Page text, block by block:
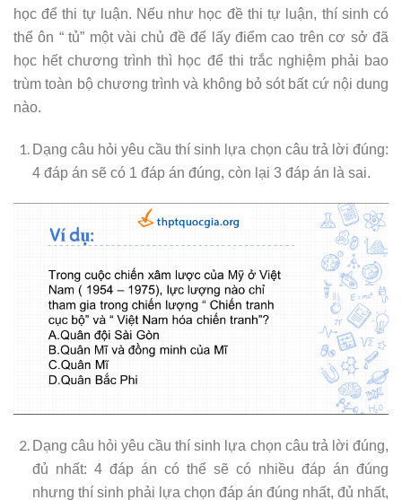
học để thi tự luận. Nếu như học đề thi tự luận, thí sinh có
thể ôn “ tủ” một vài chủ đề để lấy điểm cao trên cơ sở đã
học hết chương trình thì học để thi trắc nghiệm phải bao
trùm toàn bộ chương trình và không bỏ sót bất cứ nội dung
nào.
Dạng câu hỏi yêu cầu thí sinh lựa chọn câu trả lời đúng:
4 đáp án sẽ có 1 đáp án đúng, còn lại 3 đáp án là sai.
Dạng câu hỏi yêu cầu thí sinh lựa chọn câu trả lời đúng,
đủ nhất: 4 đáp án có thể sẽ có nhiều đáp án đúng
nhưng thí sinh phải lựa chọn đáp án đúng nhất, đủ nhất,